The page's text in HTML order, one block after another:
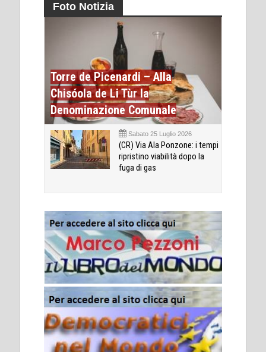
Foto Notizia
Torre de Picenardi – Alla
Chisóola de Li Tùr la
Denominazione Comunale
Sabato 25 Luglio 2026
(CR) Via Ala Ponzone: i tempi
ripristino viabilità dopo la
fuga di gas